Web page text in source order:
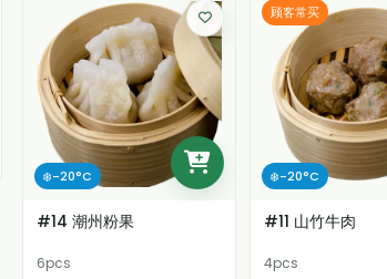
❄️-20°C
#14 潮州粉果
6pcs
顾客常买
❄️-20°C
#11 山竹牛肉
4pcs